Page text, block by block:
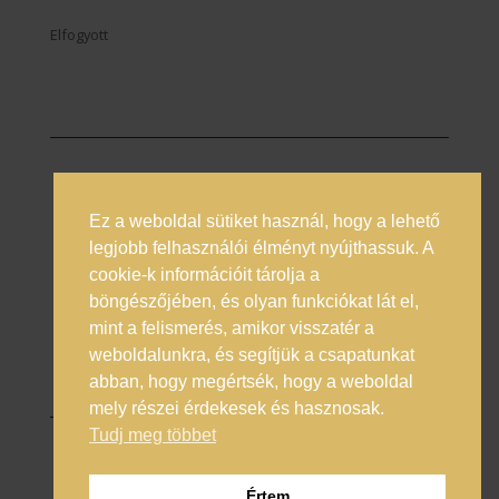
Elfogyott
Prémium italok magyarországi nagykövete
Általános Szerződési Feltételek
Adatkezelési Tájékoztató
Online vitarendezés
© 2025 Enero Trade Kft.
Ez a weboldal sütiket használ, hogy a lehető
legjobb felhasználói élményt nyújthassuk. A
cookie-k információit tárolja a
böngészőjében, és olyan funkciókat lát el,
mint a felismerés, amikor visszatér a
weboldalunkra, és segítjük a csapatunkat
abban, hogy megértsék, hogy a weboldal
mely részei érdekesek és hasznosak.
Tudj meg többet